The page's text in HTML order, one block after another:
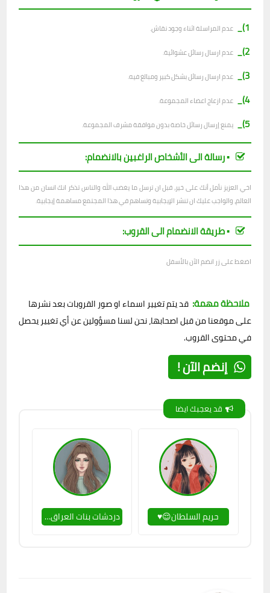
1)_
عدم المراسلة اثناء وجود نقاش.
2)_ عدم ارسال رسائل عشوائية.
3)_ عدم ارسال رسائل بشكل كبير ومبالغ فيه.
4)_ عدم ازعاج اعضاء المجموعة.
5)_ يمنع إرسال رسائل خاصة بدون موافقة مشرف المجموعة.
▪︎ رسالة الى الأشخاص الراغبين بالانضمام:
اخي العزيز نأمل أنك على خير، قبل ان ترسل ما يغضب الله والناس تذكر انك انسان من هذا
العالم، والواجب عليك ان تنشر الإيجابية وتساهم في هذا المجتمع مساهمة إيجابية.
▪︎ طريقة الانضمام الى القروب:
اضغط على زر انضم الآن بالأسفل
ملاحظة مهمة: قد يتم تغيير اسماء او صور القروبات بعد نشرها
على موقعنا من قبل اصحابها، نحن لسنا مسؤولين عن أي تغيير يحصل
في محتوى القروب.
إنضم الآن !
قد يعجبك ايضا
حريم السلطان😌♥ دردشات بنات العراق 😉💌